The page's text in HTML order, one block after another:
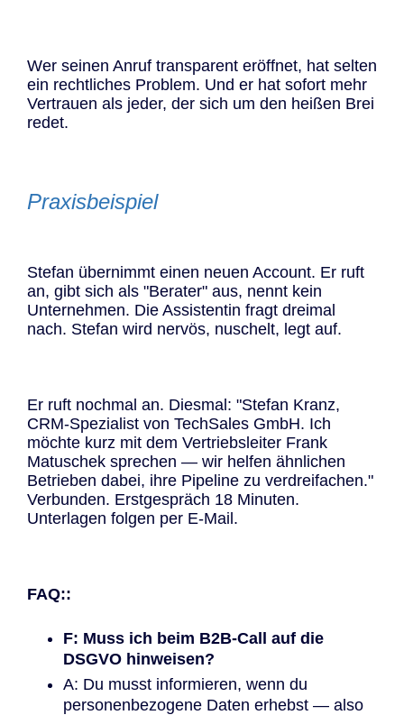
Wer seinen Anruf transparent eröffnet, hat selten
ein rechtliches Problem. Und er hat sofort mehr
Vertrauen als jeder, der sich um den heißen Brei
redet.
Praxisbeispiel
Stefan übernimmt einen neuen Account. Er ruft
an, gibt sich als "Berater" aus, nennt kein
Unternehmen. Die Assistentin fragt dreimal
nach. Stefan wird nervös, nuschelt, legt auf.
Er ruft nochmal an. Diesmal: "Stefan Kranz,
CRM-Spezialist von TechSales GmbH. Ich
möchte kurz mit dem Vertriebsleiter Frank
Matuschek sprechen — wir helfen ähnlichen
Betrieben dabei, ihre Pipeline zu verdreifachen."
Verbunden. Erstgespräch 18 Minuten.
Unterlagen folgen per E-Mail.
FAQ::
F: Muss ich beim B2B-Call auf die
DSGVO hinweisen?
A: Du musst informieren, wenn du
personenbezogene Daten erhebst — also